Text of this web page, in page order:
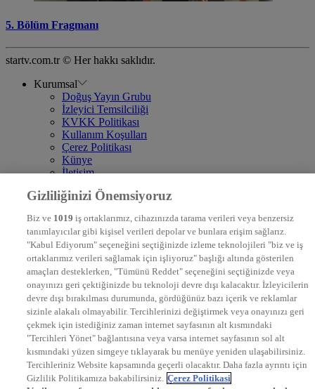
5. Bölüm Fragmanı
startv.com.tr © Her hakkı saklıdır.
Kurumsal
Doğuş Yayın Grubu
İzleyici Temsilciliği
KVKK Politikası
Kullanım Koşulları
Çerez Politikası
Künye
İletişim
DYG Televizyonlar
STAR
EURO STAR
KRAL POP TV
DYG Radyolar
NTV RADYO
KRAL FM
KRAL POP
EKSEN
VOYAGE
DYG Dijital
ntv.com.tr
ntvspor.net
secim.ntv.com.tr
Gizliliğinizi Önemsiyoruz
Biz ve 1019 iş ortaklarımız, cihazınızda tarama verileri veya benzersiz
tanımlayıcılar gibi kişisel verileri depolar ve bunlara erişim sağlarız.
"Kabul Ediyorum" seçeneğini seçtiğinizde izleme teknolojileri "biz ve iş
ortaklarımız verileri sağlamak için işliyoruz" başlığı altında gösterilen
amaçları desteklerken, "Tümünü Reddet" seçeneğini seçtiğinizde veya
onayınızı geri çektiğinizde bu teknoloji devre dışı kalacaktır. İzleyicilerin
devre dışı bırakılması durumunda, gördüğünüz bazı içerik ve reklamlar
sizinle alakalı olmayabilir. Tercihlerinizi değiştirmek veya onayınızı geri
çekmek için istediğiniz zaman internet sayfasının alt kısmındaki
"Tercihleri Yönet" bağlantısına veya varsa internet sayfasının sol alt
kısmındaki yüzen simgeye tıklayarak bu menüye yeniden ulaşabilirsiniz.
Tercihleriniz Website kapsamında geçerli olacaktır. Daha fazla ayrıntı için
Gizlilik Politikamıza bakabilirsiniz. Çerez Politikasi